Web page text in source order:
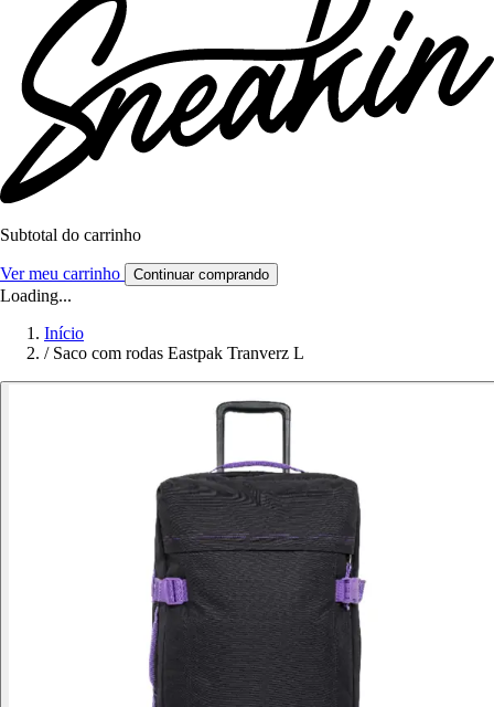
Subtotal do carrinho
Ver meu carrinho Continuar comprando
Loading...
Início
/ Saco com rodas Eastpak Tranverz L